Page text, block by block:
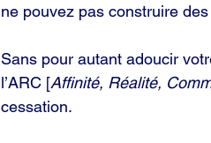
ne pouvez pas construire
Sans pour autant adoucir
l’ARC [Affinité, Réalité,
cessation.